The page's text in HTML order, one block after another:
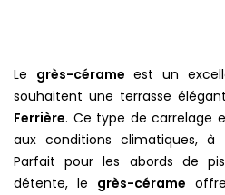
Le grès-cérame est un
souhaitent une terrasse
Ferrière. Ce type de carrelage
aux conditions climatiques, à
Parfait pour les abords de
détente, le grès-cérame